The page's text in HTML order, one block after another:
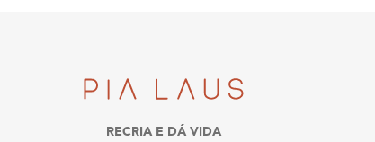
RECRIA E DÁ VIDA